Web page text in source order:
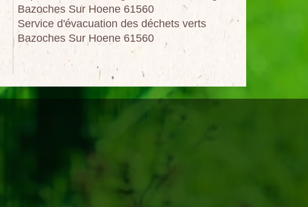
Bazoches Sur Hoene 61560
Service d'évacuation des déchets verts
Bazoches Sur Hoene 61560